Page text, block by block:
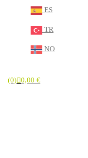
ES
TR
NO
(0) 0,00 €